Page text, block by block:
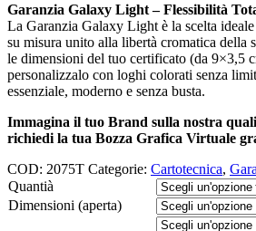
Garanzia Galaxy Light – Flessibilità
La Garanzia Galaxy Light è la scelta
su misura unito alla libertà cromatica della
le dimensioni del tuo certificato (da 9×3,5
personalizzalo con loghi colorati senza
essenziale, moderno e senza busta.
Immagina il tuo Brand sulla nostra
richiedi la tua Bozza Grafica Virtuale
COD: 2075T Categorie: Cartotecnica,
Quantià
Dimensioni (aperta)